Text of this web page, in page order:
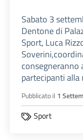
Sabato 3
Dentone di
Sport, Luca
consegneranno
partecipanti
Pubblicato il 1
Sport